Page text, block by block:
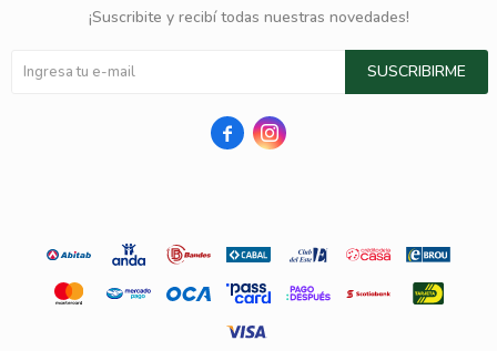
¡Suscribite y recibí todas nuestras novedades!
SUSCRIBIRME
 